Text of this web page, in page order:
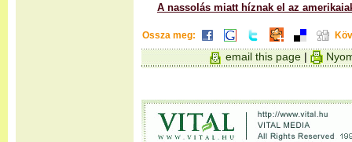
A nassolás miatt híznak el az
Ossza meg:
email this page |